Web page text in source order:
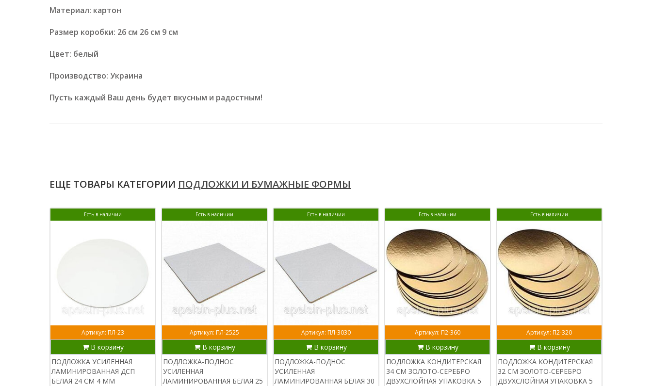
Материал: картон
Размер коробки: 26 см 26 см 9 см
Цвет: белый
Производство: Украина
Пусть каждый Ваш день будет вкусным и радостным!
ЕЩЕ ТОВАРЫ КАТЕГОРИИ ПОДЛОЖКИ И БУМАЖНЫЕ ФОРМЫ
Есть в наличии
Артикул: ПЛ-23
В корзину
ПОДЛОЖКА УСИЛЕННАЯ
ЛАМИНИРОВАННАЯ ДСП
БЕЛАЯ 24 СМ 4 ММ
Есть в наличии
Артикул: ПЛ-2525
В корзину
ПОДЛОЖКА-ПОДНОС
УСИЛЕННАЯ
ЛАМИНИРОВАННАЯ БЕЛАЯ 25
Есть в наличии
Артикул: ПЛ-3030
В корзину
ПОДЛОЖКА-ПОДНОС
УСИЛЕННАЯ
ЛАМИНИРОВАННАЯ БЕЛАЯ 30
Есть в наличии
Артикул: П2-360
В корзину
ПОДЛОЖКА КОНДИТЕРСКАЯ
34 СМ ЗОЛОТО-СЕРЕБРО
ДВУХСЛОЙНАЯ УПАКОВКА 5
Есть в наличии
Артикул: П2-320
В корзину
ПОДЛОЖКА КОНДИТЕРСКАЯ
32 СМ ЗОЛОТО-СЕРЕБРО
ДВУХСЛОЙНАЯ УПАКОВКА 5